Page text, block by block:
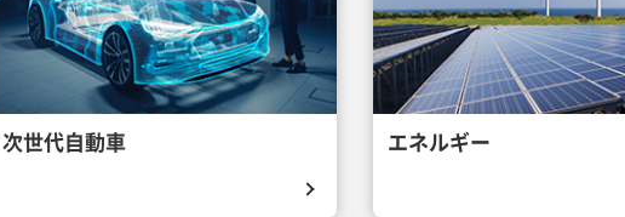
次世代自動車 エネルギー